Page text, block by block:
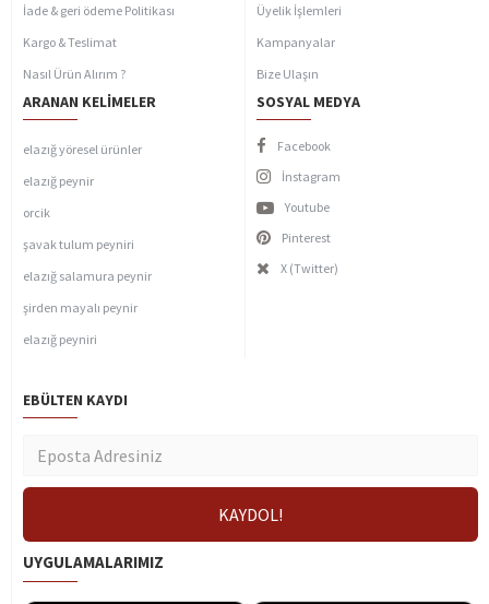
İade & geri ödeme Politikası
Kargo & Teslimat
Nasıl Ürün Alırım ?
Üyelik İşlemleri
Kampanyalar
Bize Ulaşın
ARANAN KELIMELER
elazığ yöresel ürünler
elazığ peynir
orcik
şavak tulum peyniri
elazığ salamura peynir
şirden mayalı peynir
elazığ peyniri
SOSYAL MEDYA
Facebook
İnstagram
Youtube
Pinterest
X (Twitter)
EBÜLTEN KAYDI
UYGULAMALARIMIZ